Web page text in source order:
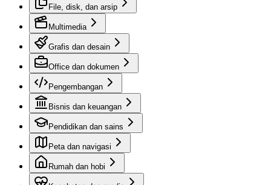
File, disk, dan arsip
Multimedia
Grafis dan desain
Office dan dokumen
Pengembangan
Bisnis dan keuangan
Pendidikan dan sains
Peta dan navigasi
Rumah dan hobi